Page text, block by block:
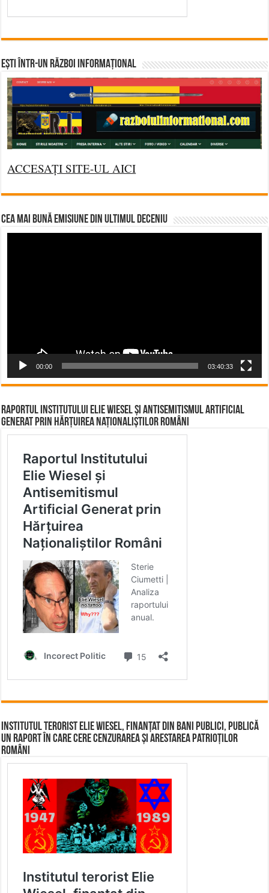
Ești într-un RĂZBOI INFORMAȚIONAL
ACCESAȚI SITE-UL AICI
CEA MAI BUNĂ EMISIUNE DIN ULTIMUL DECENIU
00:00 03:40:33
Raportul Institutului Elie Wiesel și Antisemitismul Artificial
Generat prin Hărțuirea Naționaliștilor Români
Institutul terorist Elie Wiesel, finanțat din bani publici, publică
un raport în care cere cenzurarea și arestarea patrioților
români